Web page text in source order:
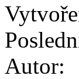
Autor: